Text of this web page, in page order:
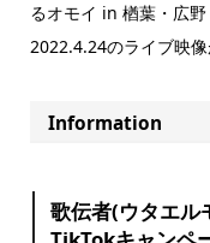
るオモイ in 楢葉・広
2022.4.24のライブ映像
Information
歌伝者(ウタエル